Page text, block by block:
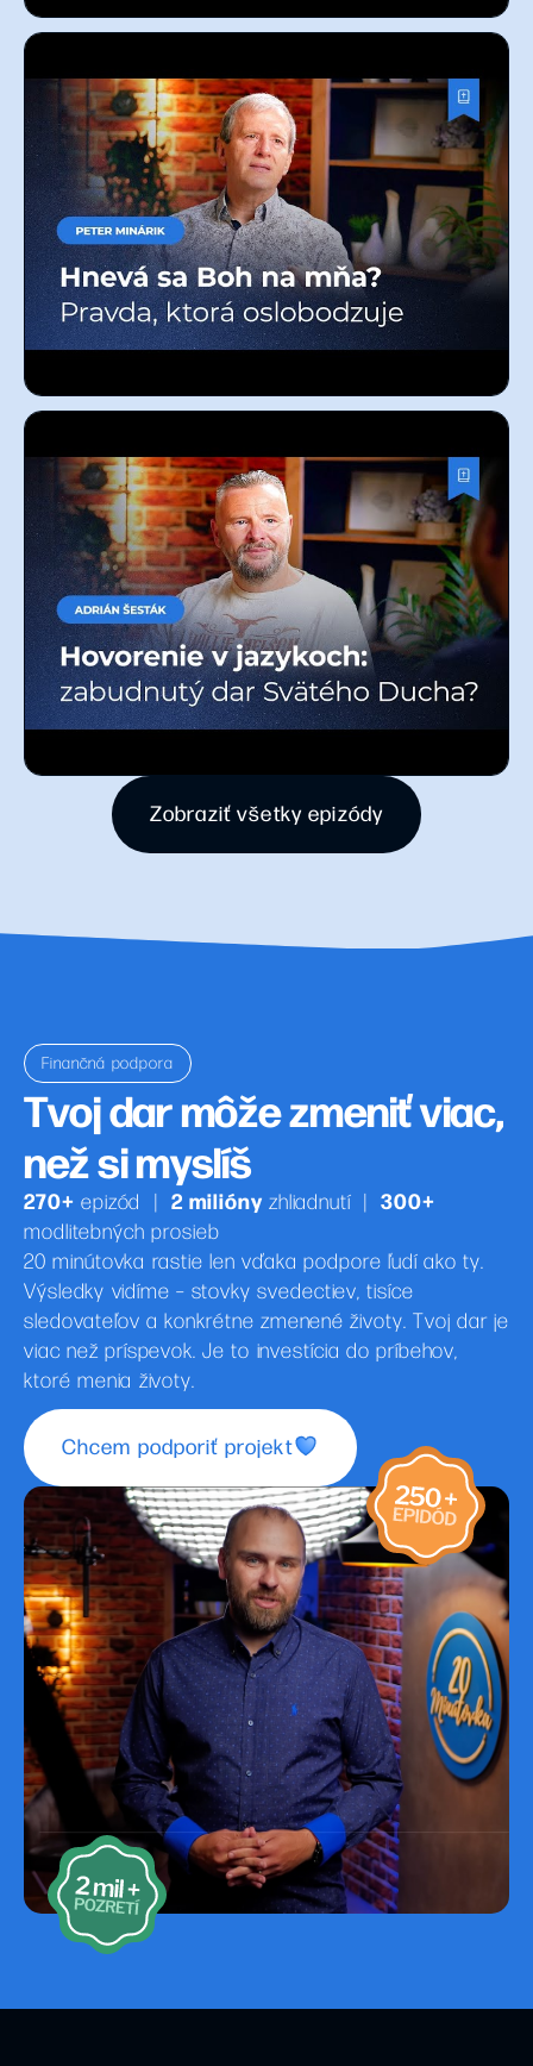
Zobraziť všetky epizódy
Finančná podpora
Tvoj dar môže zmeniť viac,
než si myslíš
270+ epizód | 2 milióny zhliadnutí | 300+
modlitebných prosieb
20 minútovka rastie len vďaka podpore ľudí ako ty.
Výsledky vidíme – stovky svedectiev, tisíce
sledovateľov a konkrétne zmenené životy. Tvoj dar je
viac než príspevok. Je to investícia do príbehov,
ktoré menia životy.
Chcem podporiť projekt